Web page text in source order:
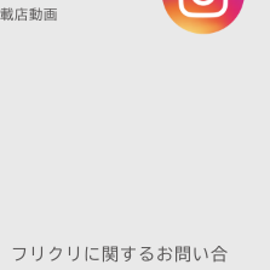
店動画
フリクリに関するお問い合